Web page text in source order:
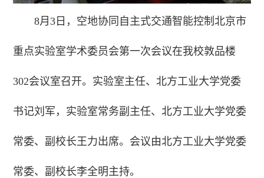
8月3日，空地协同自主式交通智能控制北京市
重点实验室学术委员会第一次会议在我校敦品楼
302会议室召开。实验室主任、北方工业大学党委
书记刘军，实验室常务副主任、北方工业大学党委
常委、副校长王力出席。会议由北方工业大学党委
常委、副校长李全明主持。